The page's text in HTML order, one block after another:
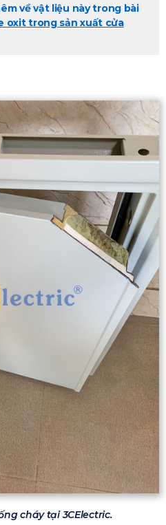
về vật liệu này trong bài
oxit trong sản xuất cửa
cháy tại 3CElectric.